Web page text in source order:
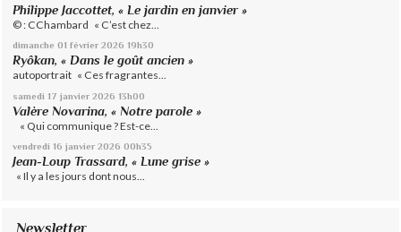
Philippe Jaccottet, « Le jardin en janvier »
© : CChambard « C’est chez...
dimanche 01 février 2026 19h30
Ryôkan, « Dans le goût ancien »
autoportrait « Ces fragrantes...
samedi 17 janvier 2026 13h00
Valère Novarina, « Notre parole »
« Qui communique ? Est-ce...
vendredi 16 janvier 2026 00h35
Jean-Loup Trassard, « Lune grise »
« Il y a les jours dont nous...
Newsletter